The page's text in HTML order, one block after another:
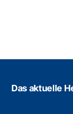
Das aktuelle